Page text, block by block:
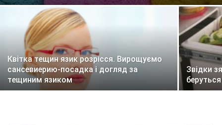
Квітка тещин язик розрісся. Вирощуємо
сансевиерию-посадка і догляд за
тещиним язиком
Звідки